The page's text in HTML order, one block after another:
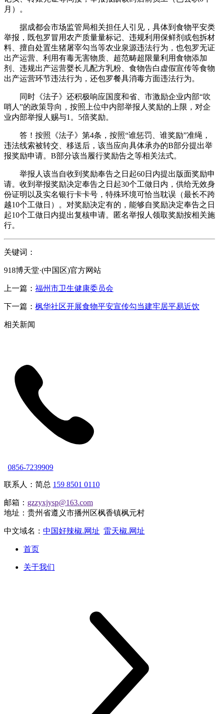
月）。
据成都会市场监管局相关担任人引见，具体到食物平安类
举报，既包罗冒用农产质量量标记、违规利用保鲜剂或包拆材
料、擅自处置生猪屠宰勾当等农业泉源违法行为，也包罗无证
出产运营、利用有毒无害物质、超范畴超限量利用食物添加
剂、违规出产运营婴长儿配方乳粉、食物告白虚假宣传等食物
出产运营环节违法行为，还包罗餐具消毒方面违法行为。
同时《法子》还积极响应国度和省、市激励企业内部“吹
哨人”的政策导向，按照上位中内部举报人奖励的上限，对企
业内部举报人赐与1。5倍奖励。
答！按照《法子》第4条，按照“谁惩罚、谁奖励”准绳，
违法线索被转交、移送后，该当应向具体承办的B部分提出举
报奖励申请。B部分该当履行奖励告之等相关法式。
举报人该当自收到奖励奉告之日起60日内提出版面奖励申
请。收到举报奖励决定奉告之日起30个工做日内，供给无效身
份证明以及实名银行卡卡号，特殊环境可恰当耽误（最长不跨
越10个工做日）。对奖励决定有的，能够自奖励决定奉告之日
起10个工做日内提出复核申请。匿名举报人领取奖励按相关施
行。
关键词：
918博天堂·(中国区)官方网站
上一篇： 福州市卫生健康委员会
下一篇： 枫华社区开展食物平安宣传勾当建牢居平易近饮
相关新闻
0856-7239909
联系人：简总 159 8501 0110
邮箱： gzzyxjysp@163.com
地址：贵州省遵义市播州区枫香镇枫元村
中文域名： 中国好辣椒.网址 雷天椒.网址
首页
关于我们